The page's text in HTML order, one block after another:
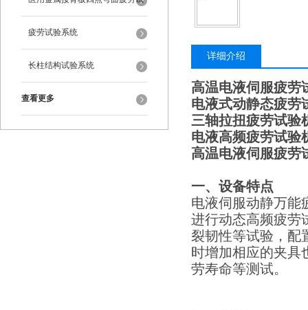
验机
疲劳试验系统
长柱结构试验系统
查看更多
详细介绍
高温电液伺服疲劳
电液式动静态疲劳
三轴拉扭疲劳试验
电液高频疲劳试验
高温电液伺服疲劳
一、设备特点
电液伺服动静万能
进行动态高频疲劳
裂韧性等试验，配
时增加相应的夹具
劳寿命等测试。